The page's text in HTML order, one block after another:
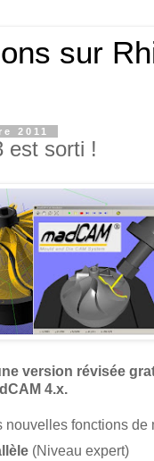
sur
2011
est sorti !
version révisée
4.x.
nouvelles fonctions de
(Niveau expert)